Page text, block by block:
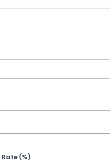
(%)